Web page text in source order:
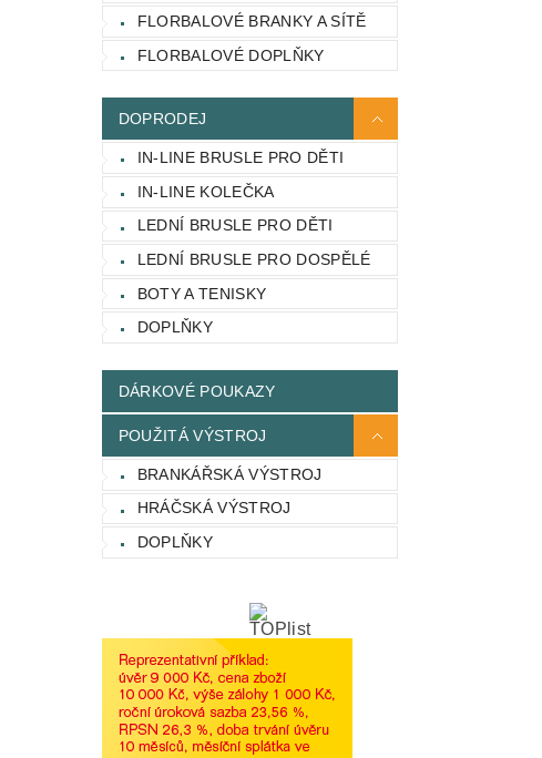
FLORBALOVÉ BRANKY A SÍTĚ
FLORBALOVÉ DOPLŇKY
DOPRODEJ
IN-LINE BRUSLE PRO DĚTI
IN-LINE KOLEČKA
LEDNÍ BRUSLE PRO DĚTI
LEDNÍ BRUSLE PRO DOSPĚLÉ
BOTY A TENISKY
DOPLŇKY
DÁRKOVÉ POUKAZY
POUŽITÁ VÝSTROJ
BRANKÁŘSKÁ VÝSTROJ
HRÁČSKÁ VÝSTROJ
DOPLŇKY